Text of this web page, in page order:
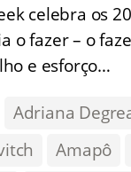
celebra os
o fazer – o
e esforço…
Adriana
Amapô